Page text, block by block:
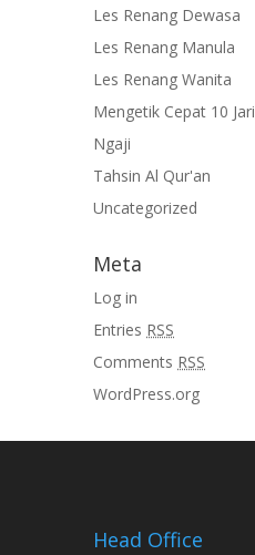
Les Renang Dewasa
Les Renang Manula
Les Renang Wanita
Mengetik Cepat 10 Jari
Ngaji
Tahsin Al Qur'an
Uncategorized
Meta
Log in
Entries RSS
Comments RSS
WordPress.org
Head Office